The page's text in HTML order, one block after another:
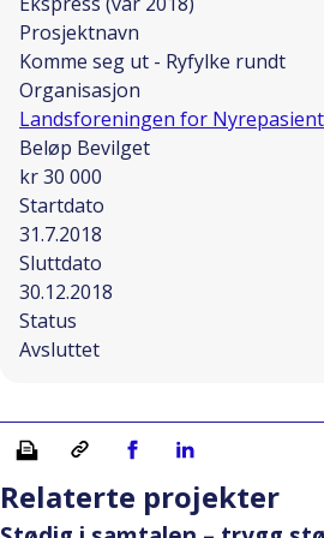
Prosjektnavn
Komme seg ut - Ryfylke rundt
Organisasjon
Landsforeningen for
Beløp Bevilget
kr 30 000
Startdato
31.7.2018
Sluttdato
30.12.2018
Status
Avsluttet
Skriv ut Kopiera länkDel på Facebook
Del på Linkedin
Relaterte projekter